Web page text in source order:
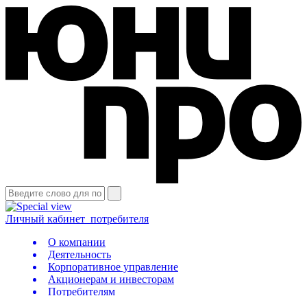
Личный кабинет потребителя
О компании
Деятельность
Корпоративное управление
Акционерам и инвесторам
Потребителям